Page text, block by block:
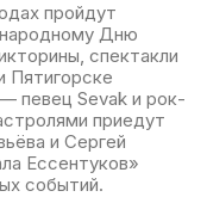
пройдут
Дню
спектакли
Пятигорске
певец Sevak и рок-
приедут
и Сергей
Ессентуков»
событий.